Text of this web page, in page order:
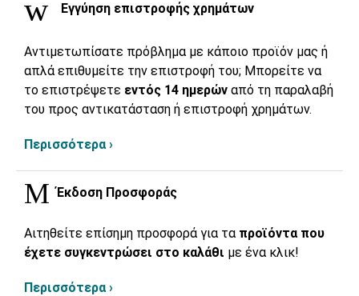
Εγγύηση επιστροφής χρημάτων
Αντιμετωπίσατε πρόβλημα με κάποιο προϊόν μας ή
απλά επιθυμείτε την επιστροφή του; Μπορείτε να
το επιστρέψετε εντός 14 ημερών από τη παραλαβή
του προς αντικατάσταση ή επιστροφή χρημάτων.
Περισσότερα ›
Έκδοση Προσφοράς
Αιτηθείτε επίσημη προσφορά για τα προϊόντα που
έχετε συγκεντρώσει στο καλάθι με ένα κλικ!
Περισσότερα ›